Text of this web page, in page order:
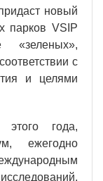
новый
парков VSIP
с
и целями
года,
ежегодно